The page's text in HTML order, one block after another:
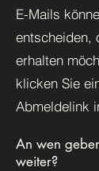
E-Mails
entscheiden,
erhalten
klicken Sie
Abmeldelink
An wen
weiter?